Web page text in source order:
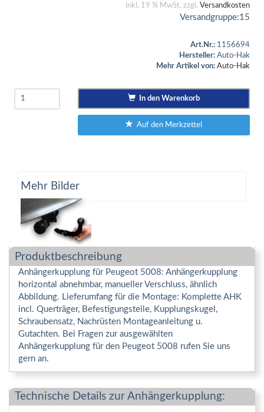
inkl. 19 % MwSt. zzgl. Versandkosten
Versandgruppe:15
Art.Nr.: 1156694
Hersteller: Auto-Hak
Mehr Artikel von: Auto-Hak
In den Warenkorb
Auf den Merkzettel
Mehr Bilder
Produktbeschreibung
Anhängerkupplung für Peugeot 5008: Anhängerkupplung
horizontal abnehmbar, manueller Verschluss, ähnlich
Abbildung. Lieferumfang für die Montage: Komplette AHK
incl. Querträger, Befestigungsteile, Kupplungskugel,
Schraubensatz, Nachrüsten Montageanleitung u.
Gutachten. Bei Fragen zur ausgewählten
Anhängerkupplung für den Peugeot 5008 rufen Sie uns
gern an.
Technische Details zur Anhängerkupplung: